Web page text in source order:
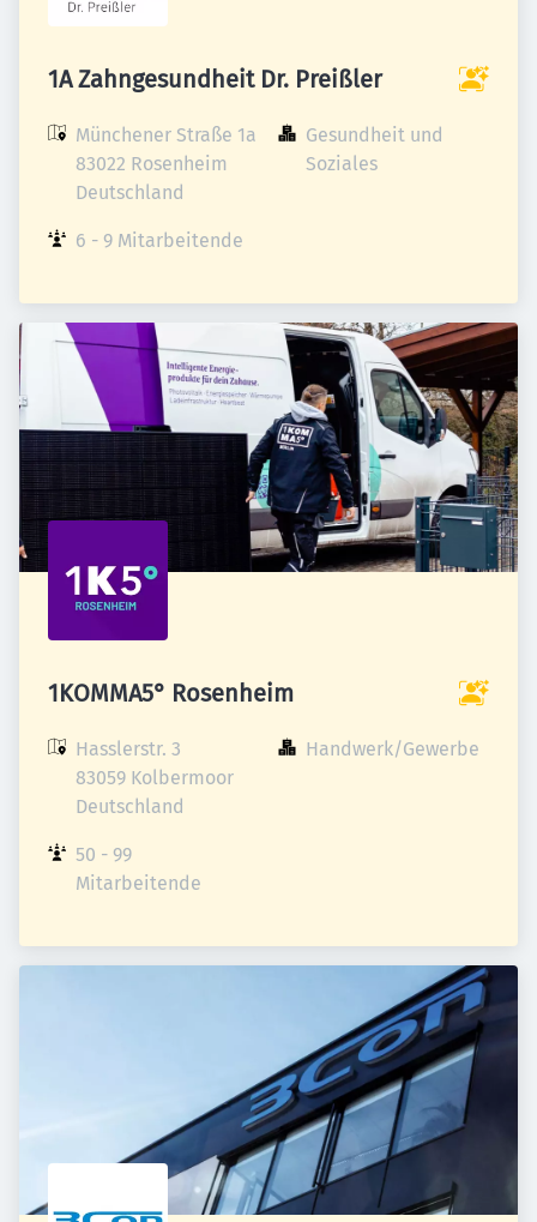
1A Zahngesundheit Dr. Preißler
Münchener Straße 1a
83022 Rosenheim
Deutschland
Gesundheit und
Soziales
6 - 9 Mitarbeitende
1KOMMA5° Rosenheim
Hasslerstr. 3
83059 Kolbermoor
Deutschland
Handwerk/Gewerbe
50 - 99
Mitarbeitende